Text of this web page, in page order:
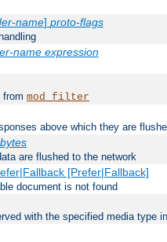
name] proto-flags
name expression
from mod_filter
above which they are
are flushed to the network
[Prefer|Fallback]
document is not found
with the specified media type